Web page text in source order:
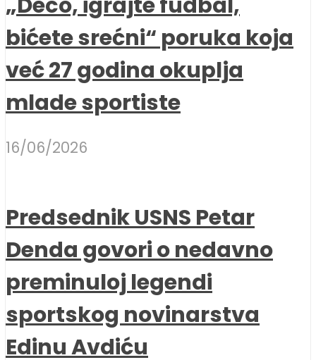
bićete srećni“ poruka koja
već 27 godina okuplja
mlade sportiste
16/06/2026
Predsednik USNS Petar
Denda govori o nedavno
preminuloj legendi
sportskog novinarstva
Edinu Avdiću